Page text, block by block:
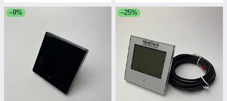
–9% –25%